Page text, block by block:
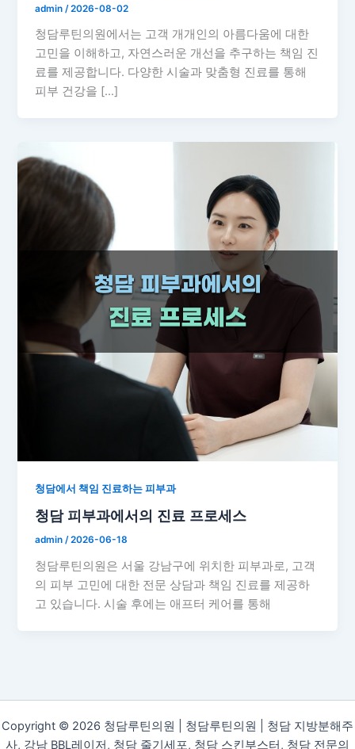
admin /2026-08-02
청담루틴의원에서는 고객 개개인의 아름다움에 대한
고민을 이해하고, 자연스러운 개선을 추구하는 책임 진
료를 제공합니다. 다양한 시술과 맞춤형 진료를 통해
피부 건강을 […]
청담에서 책임 진료하는 피부과
청담 피부과에서의 진료 프로세스
admin/2026-06-18
청담루틴의원은 서울 강남구에 위치한 피부과로, 고객
의 피부 고민에 대한 전문 상담과 책임 진료를 제공하
고 있습니다. 시술 후에는 애프터 케어를 통해
Copyright © 2026 청담루틴의원 | 청담루틴의원 | 청담 지방분해주
사, 강남 BBL레이저, 청담 줄기세포, 청담 스킨부스터, 청담 전문의